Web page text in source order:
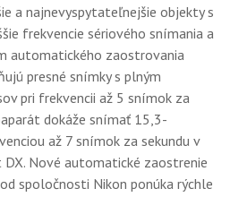
a najnevyspytateľnejšie objekty s
frekvencie sériového snímania a
automatického zaostrovania
presné snímky s plným
pri frekvencii až 5 snímok za
dokáže snímať 15,3-
až 7 snímok za sekundu v
Nové automatické zaostrenie
spoločnosti Nikon ponúka rýchle